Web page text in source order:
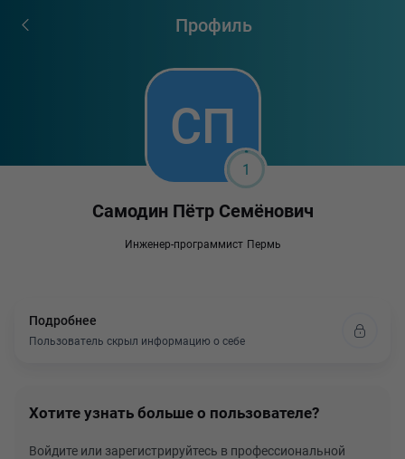
Профиль
1
Самодин Пётр Семёнович
Инженер-программист Пермь
Подробнее
Пользователь скрыл информацию о себе
Хотите узнать больше о пользователе?
Войдите или зарегистрируйтесь в профессиональной